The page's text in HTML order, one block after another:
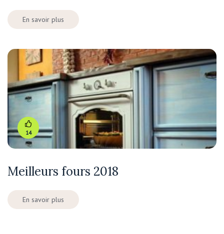
En savoir plus
14
Meilleurs fours 2018
En savoir plus